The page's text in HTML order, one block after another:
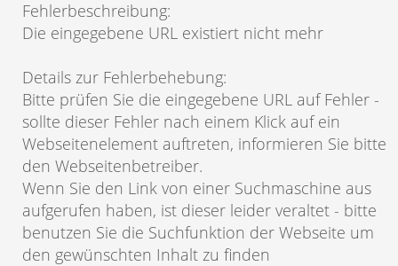
Fehlerbeschreibung:
Die eingegebene URL existiert nicht mehr
Details zur Fehlerbehebung:
Bitte prüfen Sie die eingegebene URL auf Fehler -
sollte dieser Fehler nach einem Klick auf ein
Webseitenelement auftreten, informieren Sie bitte
den Webseitenbetreiber.
Wenn Sie den Link von einer Suchmaschine aus
aufgerufen haben, ist dieser leider veraltet - bitte
benutzen Sie die Suchfunktion der Webseite um
den gewünschten Inhalt zu finden